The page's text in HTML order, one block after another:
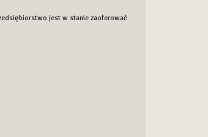
jest w stanie zaoferować